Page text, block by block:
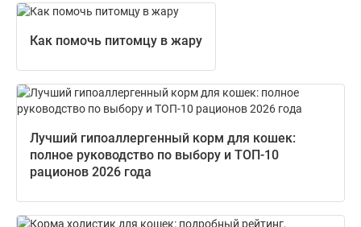
Как помочь питомцу в жару
Лучший гипоаллергенный корм для кошек:
полное руководство по выбору и ТОП-10
рационов 2026 года